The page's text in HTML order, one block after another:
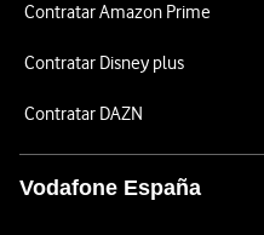
Contratar Amazon Prime
Contratar Disney plus
Contratar DAZN
Vodafone España